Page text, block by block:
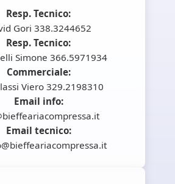
Resp. Tecnico:
Gori 338.3244652
Resp. Tecnico:
Simone 366.5971934
Commerciale:
Viero 329.2198310
Email info:
Email tecnico: